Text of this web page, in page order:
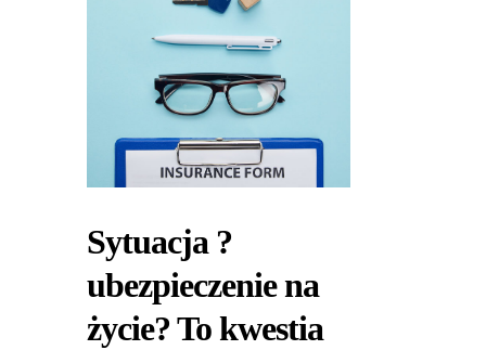
Sytuacja ?
ubezpieczenie na
życie? To kwestia